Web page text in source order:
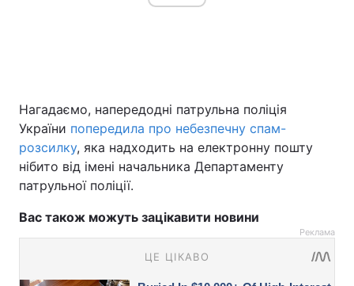
Нагадаємо, напередодні патрульна поліція
України попередила про небезпечну спам-
розсилку, яка надходить на електронну пошту
нібито від імені начальника Департаменту
патрульної поліції.
Вас також можуть зацікавити новини
Реклама